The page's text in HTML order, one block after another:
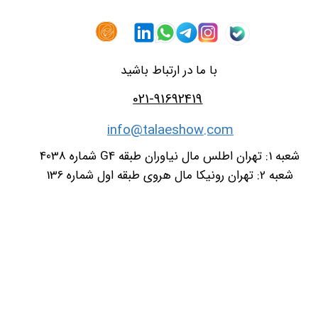
شعبه 1: تهران اطلس مال نیاوران طبقه G4 شماره 4038
شعبه 2: تهران رونیکا مال هروی طبقه اول شماره 136
021-91692419
info@talaeshow.com
با ما در ارتباط باشید